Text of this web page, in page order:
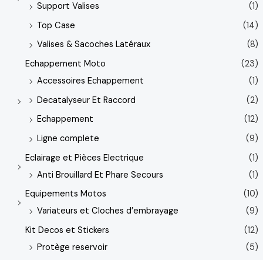
Support Valises
(1)
Top Case
(14)
Valises & Sacoches Latéraux
(8)
Echappement Moto
(23)
Accessoires Echappement
(1)
Decatalyseur Et Raccord
(2)
Echappement
(12)
Ligne complete
(9)
Eclairage et Pièces Electrique
(1)
Anti Brouillard Et Phare Secours
(1)
Equipements Motos
(10)
Variateurs et Cloches d’embrayage
(9)
Kit Decos et Stickers
(12)
Protège reservoir
(5)